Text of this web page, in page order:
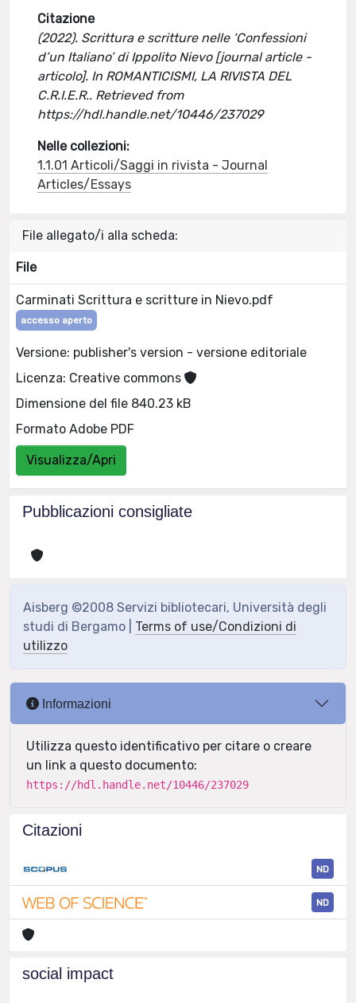
Citazione
(2022). Scrittura e scritture nelle ‘Confessioni
d’un Italiano’ di Ippolito Nievo [journal article -
articolo]. In ROMANTICISMI, LA RIVISTA DEL
C.R.I.E.R.. Retrieved from
https://hdl.handle.net/10446/237029
Nelle collezioni:
1.1.01 Articoli/Saggi in rivista - Journal
Articles/Essays
File allegato/i alla scheda:
File
Carminati Scrittura e scritture in Nievo.pdf
accesso aperto
Versione: publisher's version - versione editoriale
Licenza: Creative commons
Dimensione del file 840.23 kB
Formato Adobe PDF
Visualizza/Apri
Pubblicazioni consigliate
Aisberg ©2008 Servizi bibliotecari, Università degli
studi di Bergamo | Terms of use/Condizioni di
utilizzo
Informazioni
Utilizza questo identificativo per citare o creare
un link a questo documento:
https://hdl.handle.net/10446/237029
Citazioni
ND
ND
social impact